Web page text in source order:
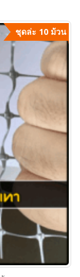
ชุดล่ะ 10 ม้วน